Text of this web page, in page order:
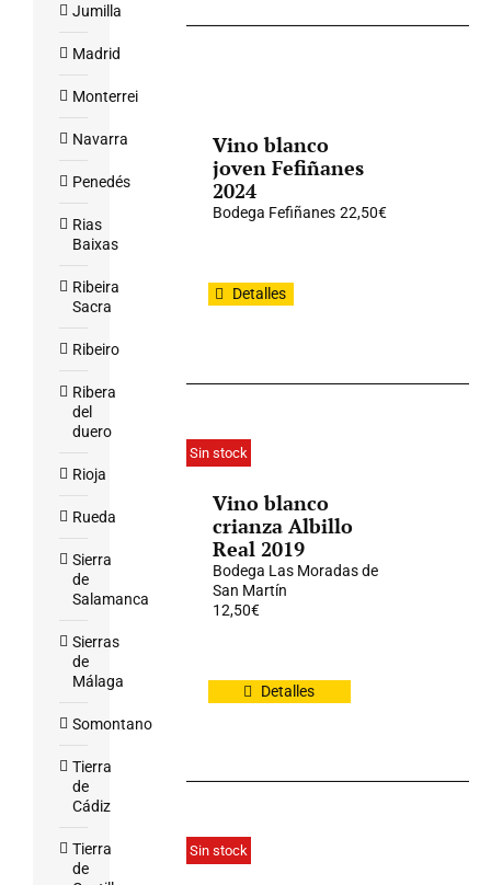
Vino blanco
joven Fefiñanes
2024
Bodega Fefiñanes 22,50€
Detalles
Sin stock
Vino blanco
crianza Albillo
Real 2019
Bodega Las Moradas de
San Martín
12,50€
Detalles
Sin stock
Jumilla
Madrid
Monterrei
Navarra
Penedés
Rias
Baixas
Ribeira
Sacra
Ribeiro
Ribera
del
duero
Rioja
Rueda
Sierra
de
Salamanca
Sierras
de
Málaga
Somontano
Tierra
de
Cádiz
Tierra
de